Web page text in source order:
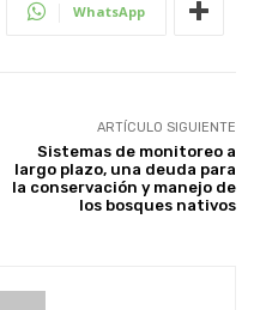
WhatsApp
ARTÍCULO SIGUIENTE
Sistemas de monitoreo a
largo plazo, una deuda para
la conservación y manejo de
los bosques nativos